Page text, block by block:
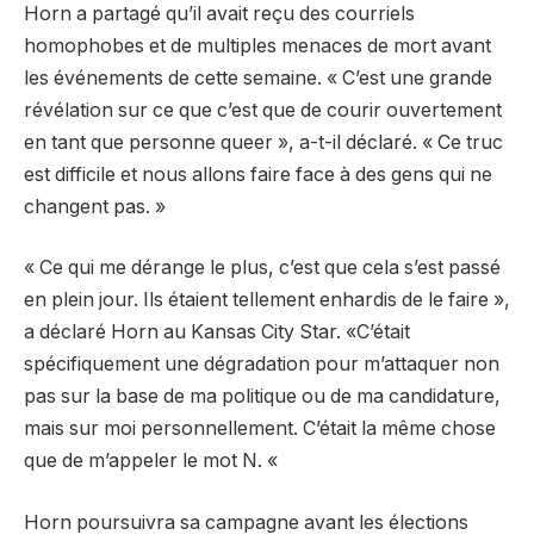
Horn a partagé qu’il avait reçu des courriels
homophobes et de multiples menaces de mort avant
les événements de cette semaine. « C’est une grande
révélation sur ce que c’est que de courir ouvertement
en tant que personne queer », a-t-il déclaré. « Ce truc
est difficile et nous allons faire face à des gens qui ne
changent pas. »
« Ce qui me dérange le plus, c’est que cela s’est passé
en plein jour. Ils étaient tellement enhardis de le faire »,
a déclaré Horn au Kansas City Star. «C’était
spécifiquement une dégradation pour m’attaquer non
pas sur la base de ma politique ou de ma candidature,
mais sur moi personnellement. C’était la même chose
que de m’appeler le mot N. «
Horn poursuivra sa campagne avant les élections